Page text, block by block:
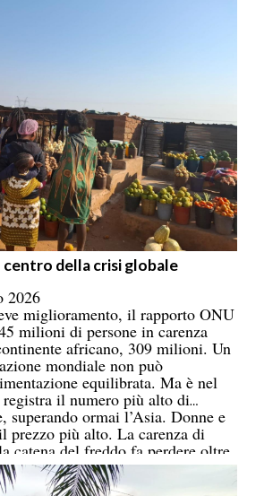
centro della crisi globale
2026
miglioramento, il rapporto ONU
milioni di persone in carenza
africano, 309 milioni. Un
mondiale non può
equilibrata. Ma è nel
il numero più alto di
superando ormai l’Asia. Donne e
prezzo più alto. La carenza di
catena del freddo fa perdere oltre
di frutta, verdura, pesce e